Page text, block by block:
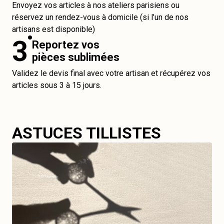
Envoyez vos articles à nos ateliers parisiens ou
réservez un rendez-vous à domicile (si l’un de nos
artisans est disponible)
3 Reportez vos
pièces sublimées
Validez le devis final avec votre artisan et récupérez vos
articles sous 3 à 15 jours.
ASTUCES TILLISTES